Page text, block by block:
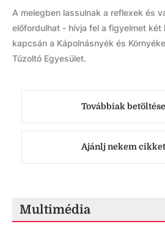
A melegben lassulnak a reflexek és
előfordulhat - hívja fel a figyelmet
kapcsán a Kápolnásnyék és
Tűzoltó Egyesület.
Továbbiak betöltése
Ajánlj nekem cikket
Multimédia